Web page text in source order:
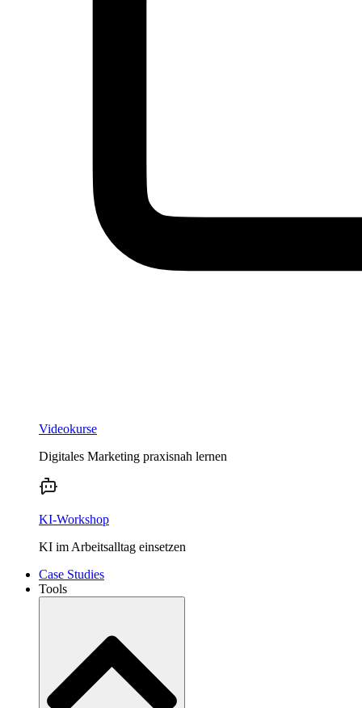
Videokurse
Digitales Marketing praxisnah lernen
KI-Workshop
KI im Arbeitsalltag einsetzen
Case Studies
Tools